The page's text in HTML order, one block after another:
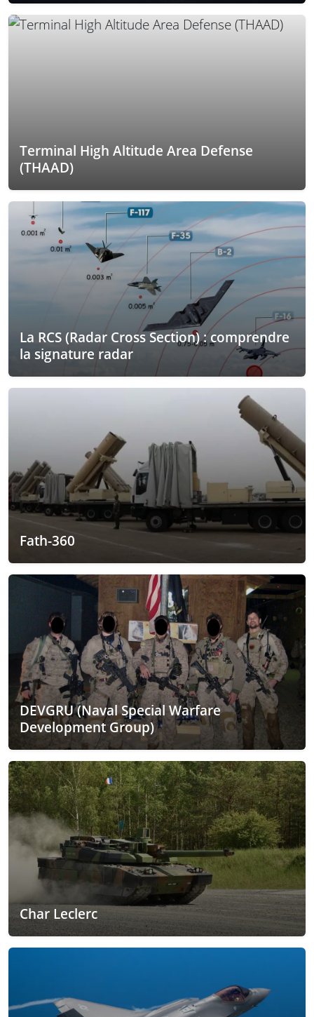
Terminal High Altitude Area Defense
(THAAD)
La RCS (Radar Cross Section) : comprendre
la signature radar
Fath-360
DEVGRU (Naval Special Warfare
Development Group)
Char Leclerc